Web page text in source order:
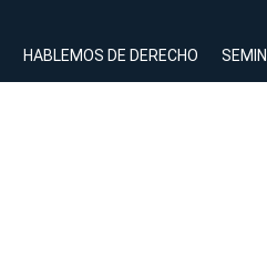
HABLEMOS DE DERECHO